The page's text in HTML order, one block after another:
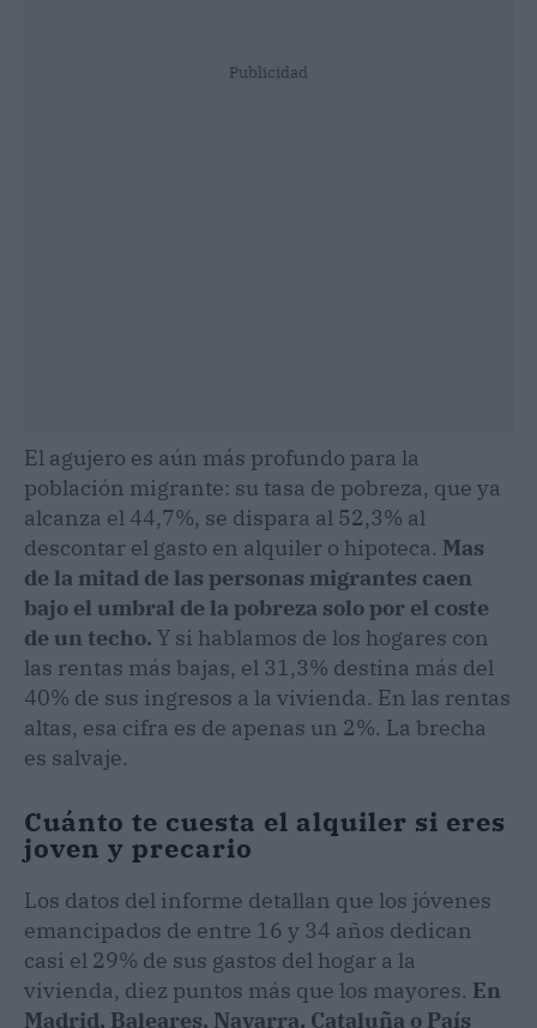
Publicidad
El agujero es aún más profundo para la
población migrante: su tasa de pobreza, que ya
alcanza el 44,7%, se dispara al 52,3% al
descontar el gasto en alquiler o hipoteca. Mas
de la mitad de las personas migrantes caen
bajo el umbral de la pobreza solo por el coste
de un techo. Y si hablamos de los hogares con
las rentas más bajas, el 31,3% destina más del
40% de sus ingresos a la vivienda. En las rentas
altas, esa cifra es de apenas un 2%. La brecha
es salvaje.
Cuánto te cuesta el alquiler si eres
joven y precario
Los datos del informe detallan que los jóvenes
emancipados de entre 16 y 34 años dedican
casi el 29% de sus gastos del hogar a la
vivienda, diez puntos más que los mayores. En
Madrid, Baleares, Navarra, Cataluña o País